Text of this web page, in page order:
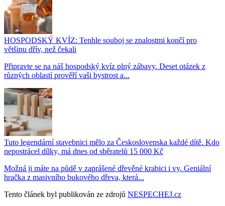
HOSPODSKÝ KVÍZ: Tenhle souboj se znalostmi končí pro
většinu dřív, než čekali
Připravte se na náš hospodský kvíz plný zábavy. Deset otázek z
různých oblastí prověří vaši bystrost a...
Tuto legendární stavebnici mělo za Československa každé dítě. Kdo
nepostrácel dílky, má dnes od sběratelů 15 000 Kč
Možná ji máte na půdě v zaprášené dřevěné krabici i vy. Geniální
hračka z masivního bukového dřeva, která...
Tento článek byl publikován ze zdrojů NESPECHEJ.cz